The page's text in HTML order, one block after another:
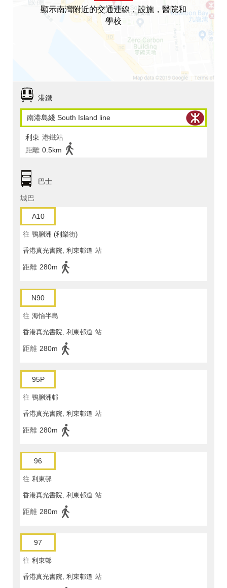
顯示南灣附近的交通連線，設施，醫院和
學校
港鐵
南港島綫 South Island line
利東 港鐵站
距離 0.5km
巴士
城巴
A10
往 鴨脷洲 (利樂街)
香港真光書院, 利東邨道 站
距離 280m
N90
往 海怡半島
香港真光書院, 利東邨道 站
距離 280m
95P
往 鴨脷洲邨
香港真光書院, 利東邨道 站
距離 280m
96
往 利東邨
香港真光書院, 利東邨道 站
距離 280m
97
往 利東邨
香港真光書院, 利東邨道 站